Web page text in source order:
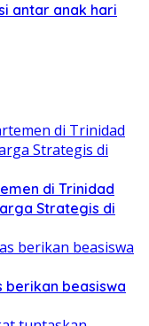
antar anak hari
di Trinidad
Strategis di
berikan beasiswa